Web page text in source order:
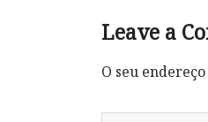
Leave a
O seu